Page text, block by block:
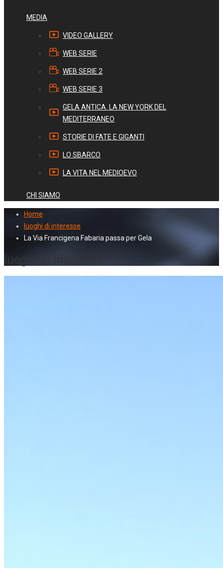
MEDIA
VIDEO GALLERY
WEB SERIE
WEB SERIE 2
WEB SERIE 3
GELA ANTICA. LA NEW YORK DEL
MEDITERRANEO
STORIE DI FATE E GIGANTI
LO SBARCO
LA VITA NEL MEDIOEVO
CHI SIAMO
Home
luoghi di interesse
La Via Francigena Fabaria passa per Gela
luoghi di interesse